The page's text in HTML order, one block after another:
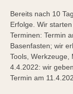
Bereits nach 10
Erfolge. Wir
Terminen: Termin
Basenfasten; wir
Tools, Werkzeuge,
4.4.2022: wir
Termin am